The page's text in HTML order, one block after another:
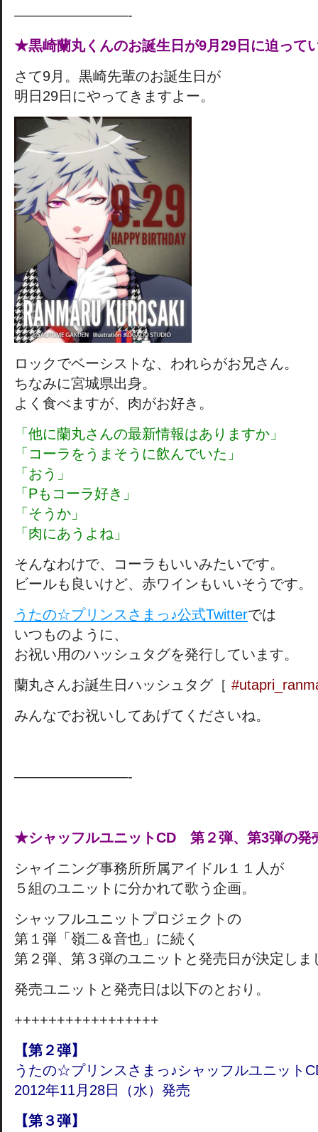
————————-
★黒崎蘭丸くんのお誕生日が9月29日に迫って
さて9月。黒崎先輩のお誕生日が
明日29日にやってきますよー。
ロックでベーシストな、われらがお兄さん。
ちなみに宮城県出身。
よく食べますが、肉がお好き。
「他に蘭丸さんの最新情報はありますか」
「コーラをうまそうに飲んでいた」
「おう」
「Pもコーラ好き」
「そうか」
「肉にあうよね」
そんなわけで、コーラもいいみたいです。
ビールも良いけど、赤ワインもいいそうです。
うたの☆プリンスさまっ♪公式Twitterでは
いつものように、
お祝い用のハッシュタグを発行しています。
蘭丸さんお誕生日ハッシュタグ［
みんなでお祝いしてあげてくださいね。
————————-
★シャッフルユニットCD 第２弾、第3弾の発
シャイニング事務所所属アイドル１１人が
５組のユニットに分かれて歌う企画。
シャッフルユニットプロジェクトの
第１弾「嶺二＆音也」に続く
第２弾、第３弾のユニットと発売日が決定しま
発売ユニットと発売日は以下のとおり。
+++++++++++++++++
【第２弾】
うたの☆プリンスさまっ♪シャッフルユニット
2012年11月28日（水）発売
【第３弾】